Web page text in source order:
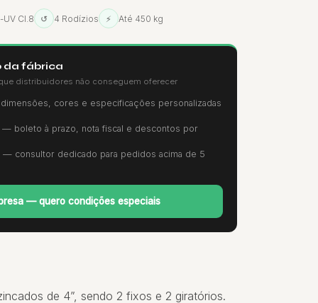
UV Cl.8 ↺ 4 Rodízios ⚡ Até 450 kg
da fábrica
distribuidores não conseguem oferecer
cores e especificações personalizadas
boleto à prazo, nota fiscal e descontos por
— consultor dedicado para pedidos acima de 5
— quero condições especiais
de 4”, sendo 2 fixos e 2 giratórios.